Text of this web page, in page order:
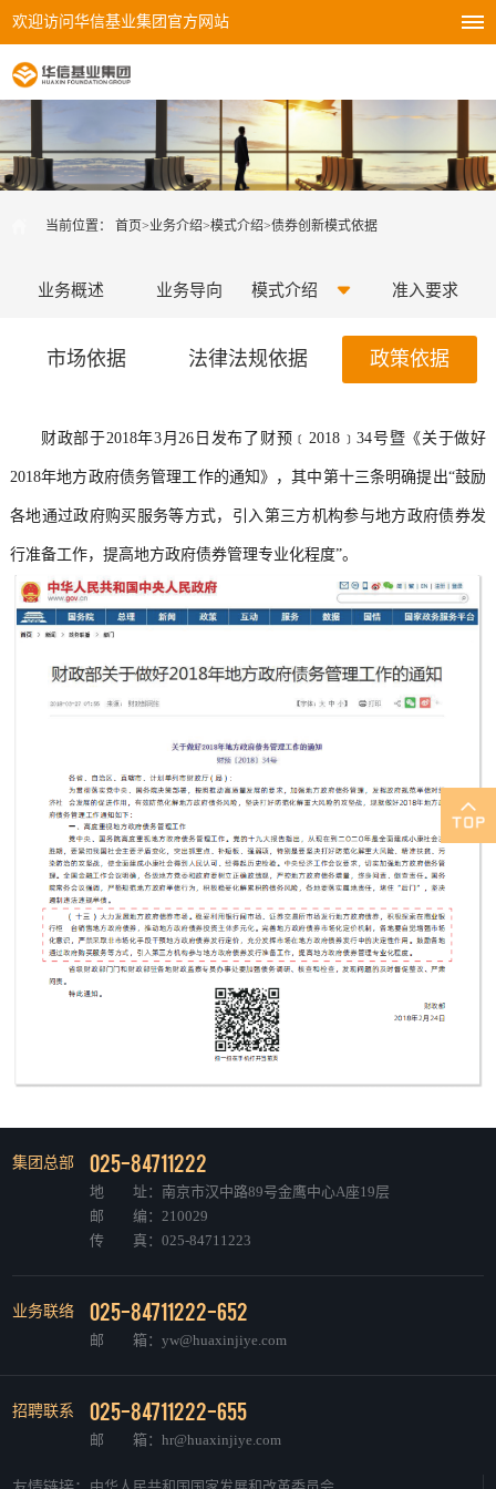
欢迎访问华信基业集团官方网站
当前位置：首页>业务介绍>模式介绍>债券创新模式依据
业务概述 业务导向 模式介绍 准入要求
市场依据 法律法规依据 政策依据
财政部于2018年3月26日发布了财预﹝2018﹞34号暨《关于做好
2018年地方政府债务管理工作的通知》，其中第十三条明确提出“鼓励
各地通过政府购买服务等方式，引入第三方机构参与地方政府债券发
行准备工作，提高地方政府债券管理专业化程度”。
集团总部 025-84711222
地 址：南京市汉中路89号金鹰中心A座19层
邮 编：210029
传 真：025-84711223
业务联络 025-84711222-652
邮 箱：yw@huaxinjiye.com
招聘联系 025-84711222-655
邮 箱：hr@huaxinjiye.com